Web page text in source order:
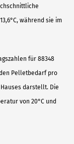
während sie im
für 88348
Pelletbedarf pro
darstellt. Die
von 20°C und